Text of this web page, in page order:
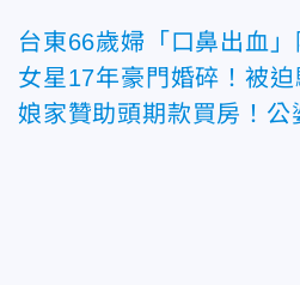
台東66歲婦「口鼻出血
女星17年豪門婚碎！被
娘家贊助頭期款買房！公